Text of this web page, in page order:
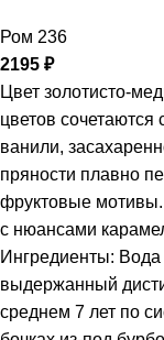
Ром 236
2195 ₽
Цвет золотисто-
цветов сочетаются
ванили,
пряности плавно
фруктовые мотивы.
с нюансами
Ингредиенты:
выдержанный
среднем 7 лет по